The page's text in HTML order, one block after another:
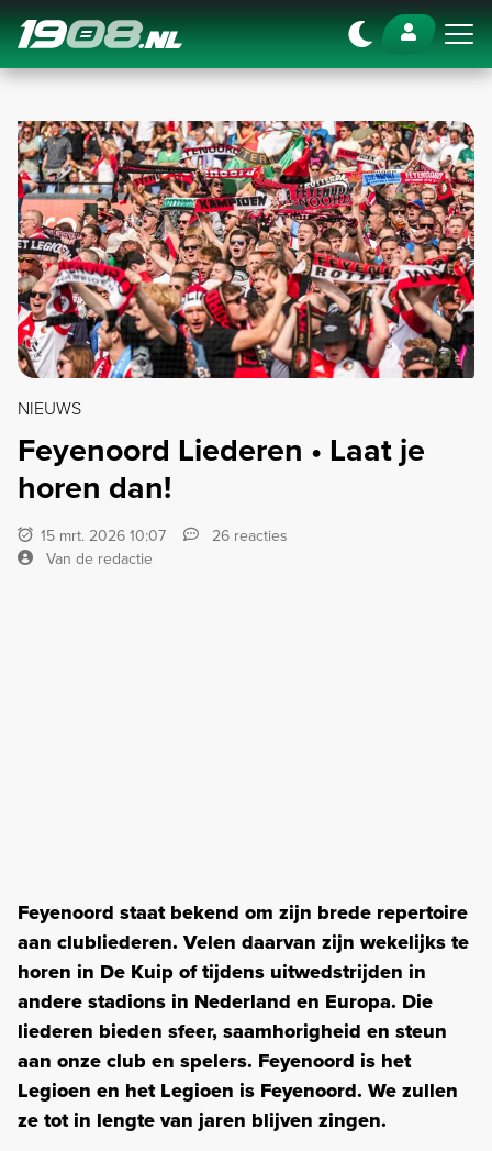
Navigation
NIEUWS
Feyenoord Liederen • Laat je
horen dan!
15 mrt. 2026 10:07
26 reacties
Van de redactie
Feyenoord staat bekend om zijn brede repertoire
aan clubliederen. Velen daarvan zijn wekelijks te
horen in De Kuip of tijdens uitwedstrijden in
andere stadions in Nederland en Europa. Die
liederen bieden sfeer, saamhorigheid en steun
aan onze club en spelers. Feyenoord is het
Legioen en het Legioen is Feyenoord. We zullen
ze tot in lengte van jaren blijven zingen.